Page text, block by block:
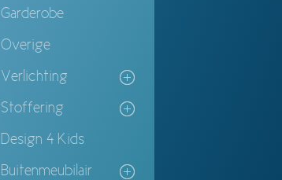
Garderobe
Overige
Verlichting
Stoffering
Design 4 Kids
Buitenmeubilair